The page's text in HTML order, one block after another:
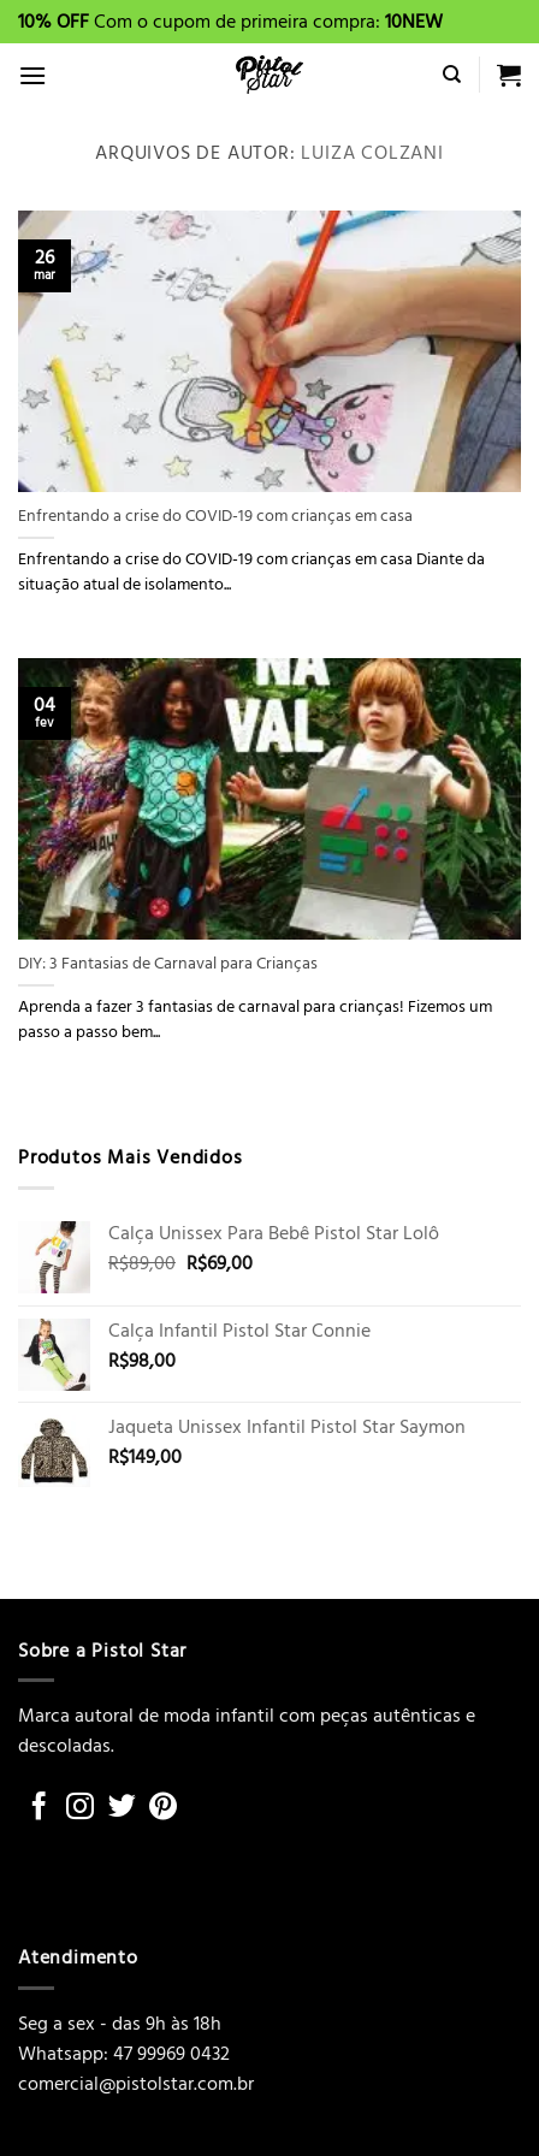
Skip
to
content
10% OFFCom o cupom de primeira compra:10NEW
ARQUIVOS DE AUTOR: LUIZA COLZANI
Enfrentando a crise do COVID-19 com crianças em casa
Enfrentando a crise do COVID-19 com crianças em casa Diante da
situação atual de isolamento...
26
mar
DIY: 3 Fantasias de Carnaval para Crianças
Aprenda a fazer 3 fantasias de carnaval para crianças! Fizemos um
passo a passo bem...
04
fev
Produtos Mais Vendidos
Calça Unissex Para Bebê Pistol Star Lolô
R$89,00 O
era:
R$69,00O
é:
Calça Infantil Pistol Star Connie
R$98,00
Jaqueta Unissex Infantil Pistol Star Saymon
R$149,00
Sobre a Pistol Star
Marca autoral de moda infantil com peças autênticas e
descoladas.
Atendimento
Seg a sex - das 9h às 18h
Whatsapp: 47 99969 0432
comercial@pistolstar.com.br